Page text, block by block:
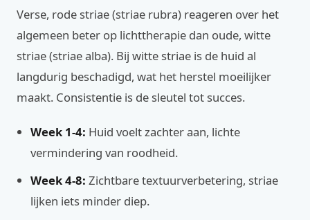
Verse, rode striae (striae rubra) reageren over het
algemeen beter op lichttherapie dan oude, witte
striae (striae alba). Bij witte striae is de huid al
langdurig beschadigd, wat het herstel moeilijker
maakt. Consistentie is de sleutel tot succes.
Week 1-4: Huid voelt zachter aan, lichte
vermindering van roodheid.
Week 4-8: Zichtbare textuurverbetering, striae
lijken iets minder diep.